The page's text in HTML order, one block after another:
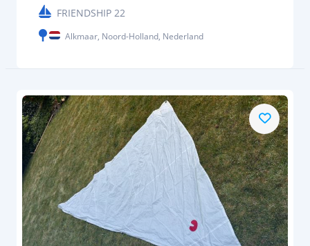
FRIENDSHIP 22
Alkmaar, Noord-Holland, Nederland